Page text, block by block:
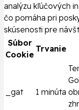
analýzu kľúčových
čo pomáha pri
skúsenosti pre
Súbor
Cookie
Trvanie
_gat 1 minúta